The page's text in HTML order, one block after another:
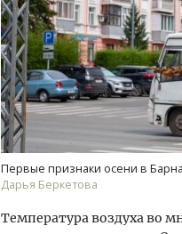
Первые признаки осени в
Дарья Беркетова
Температура воздуха во
Архитектурный код
земли. Мощение
плитами становится
СТРОИТЕЛЬСТВО